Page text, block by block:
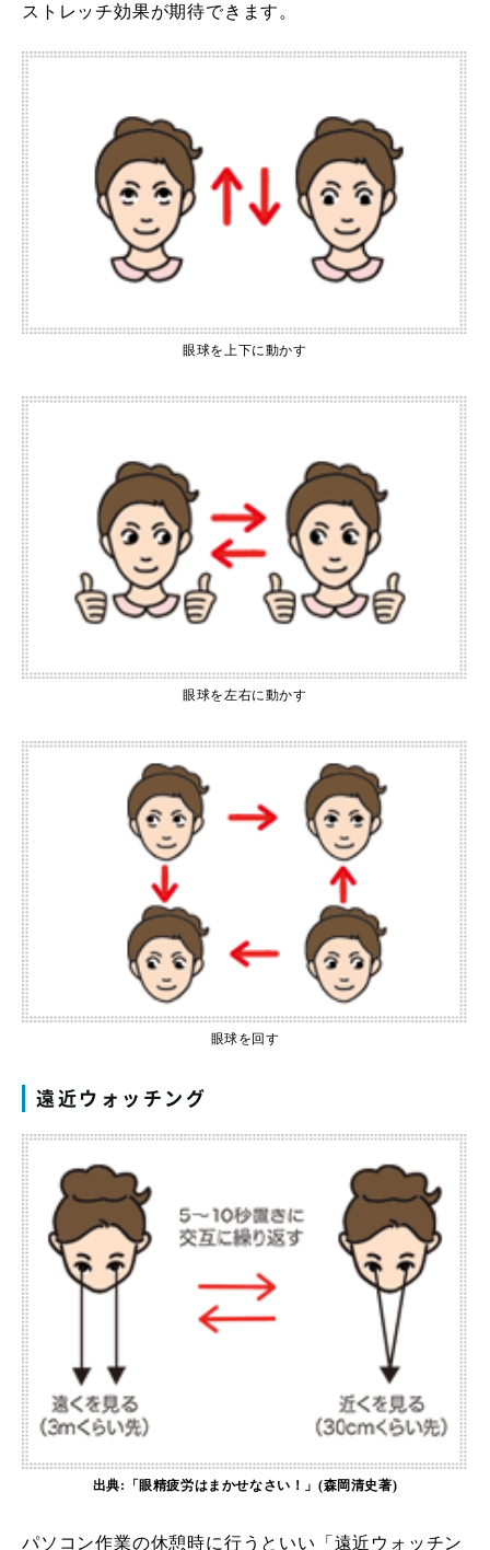
ストレッチ効果が期待できます。
眼球を上下に動かす
眼球を左右に動かす
眼球を回す
遠近ウォッチング
出典:「眼精疲労はまかせなさい！」(森岡清史著)
パソコン作業の休憩時に行うといい「遠近ウォッチン